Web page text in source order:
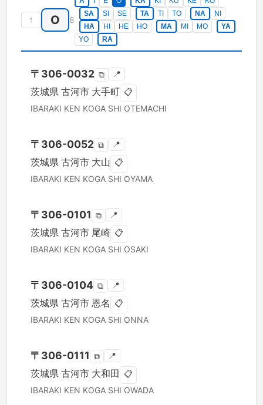
↑ O 8
SA
SI SE TA TI TO NA
NI
HA
HI HE HO MA MI MO
YA
YO
RA
〒 306-0032 ⧉ 📍
茨城県 古河市 大手町 📋
IBARAKI KEN KOGA SHI OTEMACHI
〒 306-0052 ⧉ 📍
茨城県 古河市 大山 📋
IBARAKI KEN KOGA SHI OYAMA
〒 306-0101 ⧉ 📍
茨城県 古河市 尾崎 📋
IBARAKI KEN KOGA SHI OSAKI
〒 306-0104 ⧉ 📍
茨城県 古河市 恩名 📋
IBARAKI KEN KOGA SHI ONNA
〒 306-0111 ⧉ 📍
茨城県 古河市 大和田 📋
IBARAKI KEN KOGA SHI OWADA